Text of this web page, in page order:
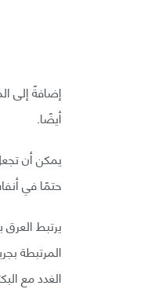
إضافةً إلى
أيضًا.
يمكن أن
حتمًا في
يرتبط
المرتبطة
الغدد مع